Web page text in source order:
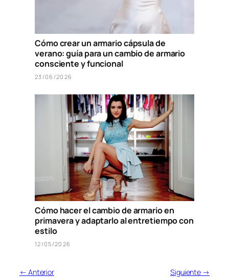
Cómo crear un armario cápsula de
verano: guía para un cambio de armario
consciente y funcional
23/06/2026
Cómo hacer el cambio de armario en
primavera y adaptarlo al entretiempo con
estilo
12/05/2026
← Anterior Siguiente →